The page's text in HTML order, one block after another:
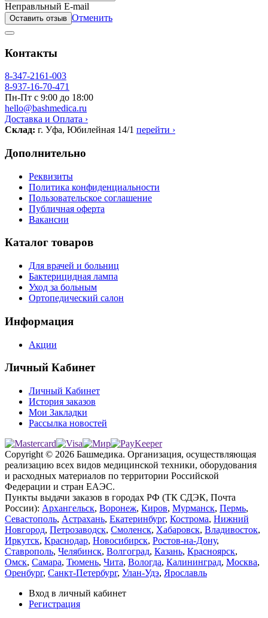
Неправльный E-mail
Оставить отзыв Отменить
Контакты
8-347-2161-003
8-937-16-70-471
Пн-Пт с 9:00 до 18:00
hello@bashmedica.ru
Доставка и Оплата ›
Склад: г. Уфа, Юбилейная 14/1 перейти ›
Дополнительно
Реквизиты
Политика конфиденциальности
Пользовательское соглашение
Публичная оферта
Вакансии
Каталог товаров
Для врачей и больниц
Бактерицидная лампа
Уход за больным
Ортопедический салон
Информация
Акции
Личный Кабинет
Личный Кабинет
История заказов
Мои Закладки
Рассылка новостей
Copyright © 2026 Башмедика. Организация, осуществляющая
реализацию всех видов медицинской техники, оборудования
и расходных материалов по территории Российской
Федерации и стран ЕАЭС.
Пункты выдачи заказов в городах РФ (ТК СДЭК, Почта
России): Архангельск, Воронеж, Киров, Мурманск, Пермь,
Севастополь, Астрахань, Екатеринбург, Кострома, Нижний
Новгород, Петрозаводск, Смоленск, Хабаровск, Владивосток,
Иркутск, Краснодар, Новосибирск, Ростов-на-Дону,
Ставрополь, Челябинск, Волгоград, Казань, Красноярск,
Омск, Самара, Тюмень, Чита, Вологда, Калининград, Москва,
Оренбург, Санкт-Петербург, Улан-Удэ, Ярославль
Вход в личный кабинет
Регистрация